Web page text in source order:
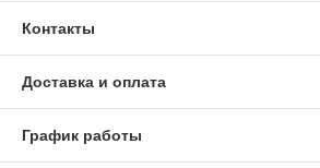
Контакты
Доставка и оплата
График работы